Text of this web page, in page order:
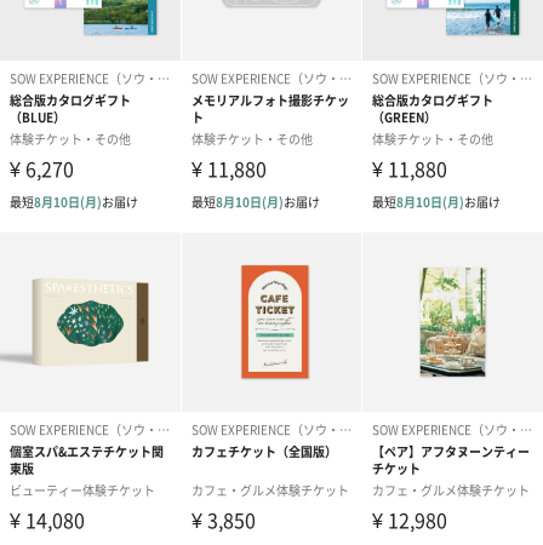
パッケージ
開ける瞬間から始まる「体験」
専用のギフトボックスのリボンをつまんで引き出すと、「FOR2」
の文字の形に透けていた冊子の表紙が現れます。
ページをめくり、高まる期待感
24ページのガイド冊子で、選べる体験をダイジェストで紹介して
います。
利用方法
1.同梱されている二次元コードから、専用サイトにアクセス